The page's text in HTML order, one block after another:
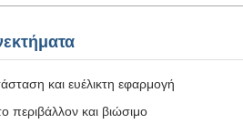
και ευέλικτη εφαρμογή
περιβάλλον και βιώσιμο